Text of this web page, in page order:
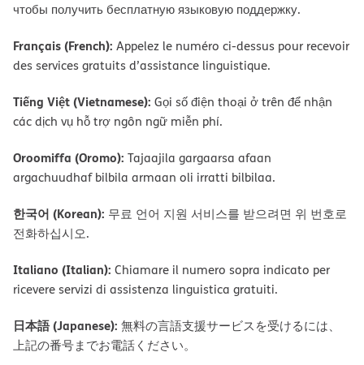
чтобы получить бесплатную языковую поддержку.
Français (French): Appelez le numéro ci-dessus pour recevoir
des services gratuits d’assistance linguistique.
Tiếng Việt (Vietnamese): Gọi số điện thoại ở trên để nhận
các dịch vụ hỗ trợ ngôn ngữ miễn phí.
Oroomiffa (Oromo): Tajaajila gargaarsa afaan
argachuudhaf bilbila armaan oli irratti bilbilaa.
한국어 (Korean): 무료 언어 지원 서비스를 받으려면 위 번호로
전화하십시오.
Italiano (Italian): Chiamare il numero sopra indicato per
ricevere servizi di assistenza linguistica gratuiti.
日本語 (Japanese): 無料の言語支援サービスを受けるには、
上記の番号までお電話ください。